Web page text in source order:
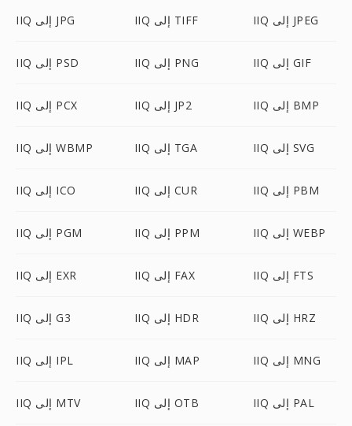
IIQ إلى JPG IIQ إلى TIFF IIQ إلى JPEG
IIQ إلى PSD IIQ إلى PNG IIQ إلى GIF
IIQ إلى PCX IIQ إلى JP2 IIQ إلى BMP
IIQ إلى WBMP IIQ إلى TGA IIQ إلى SVG
IIQ إلى ICO IIQ إلى CUR IIQ إلى PBM
IIQ إلى PGM IIQ إلى PPM IIQ إلى WEBP
IIQ إلى EXR IIQ إلى FAX IIQ إلى FTS
IIQ إلى G3 IIQ إلى HDR IIQ إلى HRZ
IIQ إلى IPL IIQ إلى MAP IIQ إلى MNG
IIQ إلى MTV IIQ إلى OTB IIQ إلى PAL